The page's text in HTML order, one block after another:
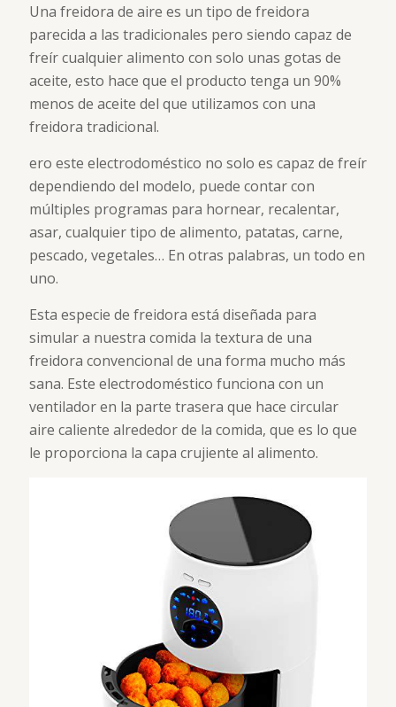
Una freidora de aire es un tipo de freidora
parecida a las tradicionales pero siendo capaz de
freír cualquier alimento con solo unas gotas de
aceite, esto hace que el producto tenga un 90%
menos de aceite del que utilizamos con una
freidora tradicional.
ero este electrodoméstico no solo es capaz de freír
dependiendo del modelo, puede contar con
múltiples programas para hornear, recalentar,
asar, cualquier tipo de alimento, patatas, carne,
pescado, vegetales… En otras palabras, un todo en
uno.
Esta especie de freidora está diseñada para
simular a nuestra comida la textura de una
freidora convencional de una forma mucho más
sana. Este electrodoméstico funciona con un
ventilador en la parte trasera que hace circular
aire caliente alrededor de la comida, que es lo que
le proporciona la capa crujiente al alimento.